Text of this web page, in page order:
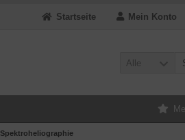
Mein Konto
Startseite
Alle
Spektroheliographie